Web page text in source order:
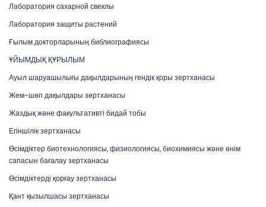
Лаборатория сахарной свеклы
Лаборатория защиты растений
Ғылым докторларының библиографиясы
ҰЙЫМДЫҚ ҚҰРЫЛЫМ
Ауыл шаруашылығы дақылдарының гендік қоры зертханасы
Жем-шөп дақылдары зертханасы
Жаздық және факультативті бидай тобы
Егіншілік зертханасы
Өсімдіктер биотехнологиясы, физиологиясы, биохимиясы және өнім
сапасын бағалау зертханасы
Өсімдіктерді қорғау зертханасы
Қант қызылшасы зертханасы